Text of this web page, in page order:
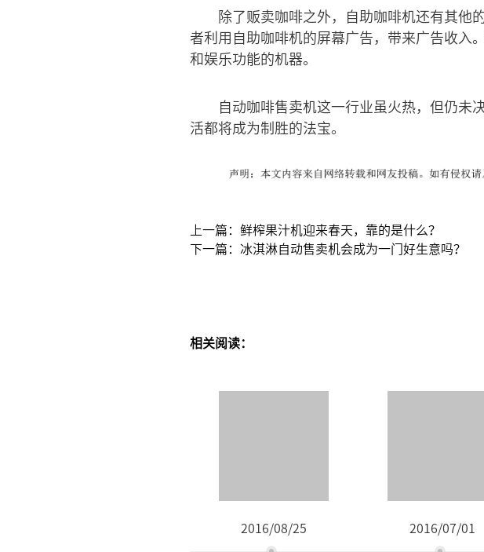
除了贩卖咖啡之外，自助咖啡机还有其他
者利用自助咖啡机的屏幕广告，带来广告收入
和娱乐功能的机器。
自动咖啡售卖机这一行业虽火热，但仍未
活都将成为制胜的法宝。
上一篇：鲜榨果汁机迎来春天，靠的是什么？
下一篇：冰淇淋自动售卖机会成为一门好生意吗？
相关阅读：
2016/08/25 2016/07/01